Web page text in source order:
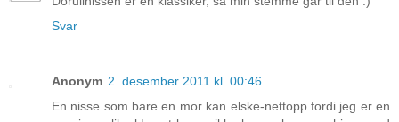
Svar
Anonym 2. desember 2011 kl. 00:46
En nisse som bare en mor kan elske-nettopp fordi jeg er en